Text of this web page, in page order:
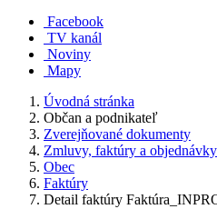
Facebook
TV kanál
Noviny
Mapy
Úvodná stránka
Občan a podnikateľ
Zverejňované dokumenty
Zmluvy, faktúry a objednávky
Obec
Faktúry
Detail faktúry